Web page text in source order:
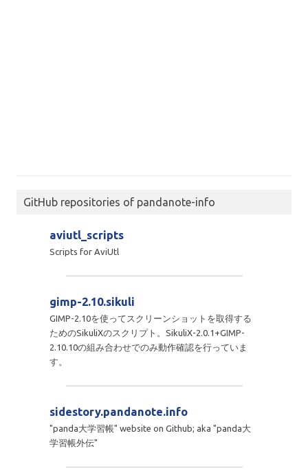
GitHub repositories of pandanote-info
aviutl_scripts
Scripts for AviUtl
gimp-2.10.sikuli
GIMP-2.10を使ってスクリーンショットを取得する
ためのSikuliXのスクリプト。SikuliX-2.0.1+GIMP-
2.10.10の組み合わせでのみ動作確認を行っていま
す。
sidestory.pandanote.info
"panda大学習帳" website on Github; aka "panda大
学習帳外伝"